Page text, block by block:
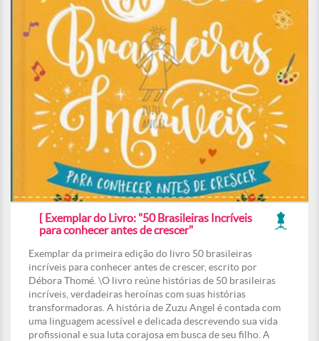
[ Exemplar do Livro: "50 Brasileiras Incríveis
para conhecer antes de crescer"
Exemplar da primeira edição do livro 50 brasileiras
incríveis para conhecer antes de crescer, escrito por
Débora Thomé. \O livro reúne histórias de 50 brasileiras
incríveis, verdadeiras heroínas com suas histórias
transformadoras. A história de Zuzu Angel é contada com
uma linguagem acessível e delicada descrevendo sua vida
profissional e sua luta corajosa em busca de seu filho. A